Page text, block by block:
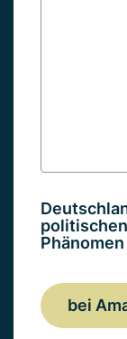
bei